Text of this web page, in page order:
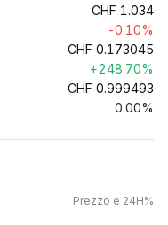
CHF 1.034
-0.10%
CHF 0.173045
+248.70%
CHF 0.999493
0.00%
Prezzo e 24H%